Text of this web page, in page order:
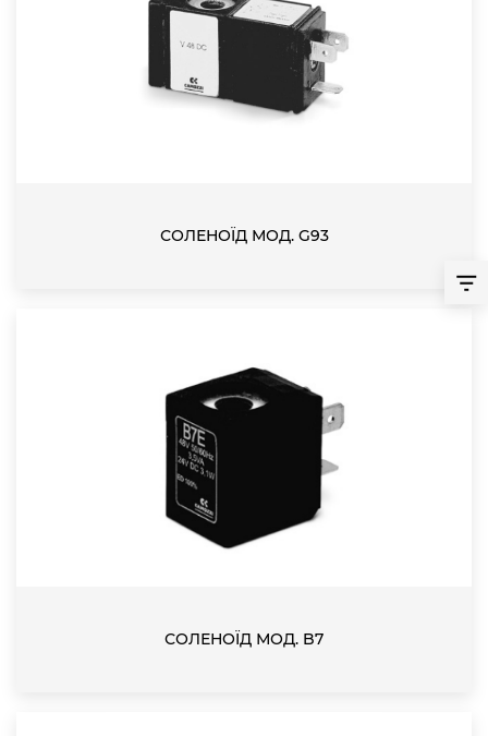
СОЛЕНОЇД МОД. G93
СОЛЕНОЇД МОД. B7